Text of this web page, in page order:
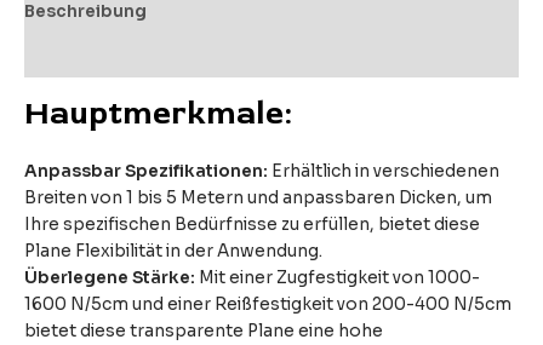
Beschreibung
Hauptmerkmale:
Anpassbar Spezifikationen: Erhältlich in verschiedenen
Breiten von 1 bis 5 Metern und anpassbaren Dicken, um
Ihre spezifischen Bedürfnisse zu erfüllen, bietet diese
Plane Flexibilität in der Anwendung.
Überlegene Stärke: Mit einer Zugfestigkeit von 1000-
1600 N/5cm und einer Reißfestigkeit von 200-400 N/5cm
bietet diese transparente Plane eine hohe